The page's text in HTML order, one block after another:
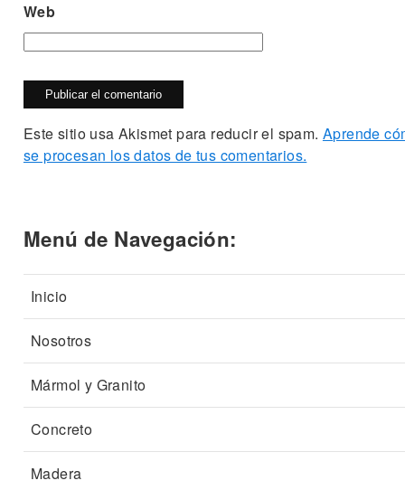
Web
Este sitio usa Akismet para reducir el spam. Aprende
se procesan los datos de tus comentarios.
Menú de Navegación:
Inicio
Nosotros
Mármol y Granito
Concreto
Madera